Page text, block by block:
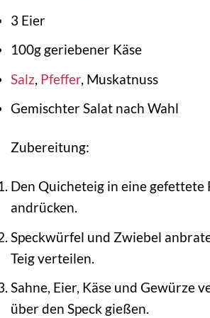
3 Eier
100g geriebener Käse
Salz, Pfeffer, Muskatnuss
Gemischter Salat nach Wahl
Zubereitung:
Den Quicheteig in eine gefettete
andrücken.
Speckwürfel und Zwiebel
Teig verteilen.
Sahne, Eier, Käse und Gewürze
über den Speck gießen.